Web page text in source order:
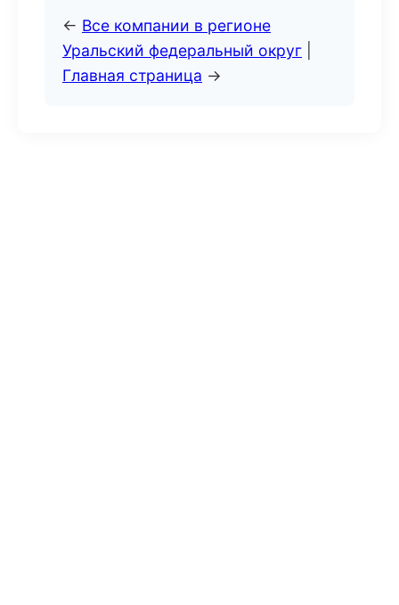
← Все компании в регионе
Уральский федеральный округ
Главная страница →